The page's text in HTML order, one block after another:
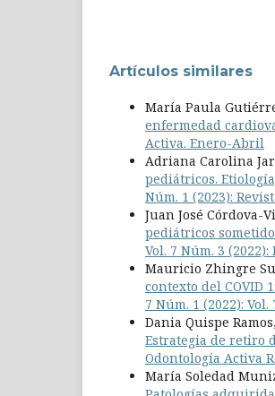
Artículos similares
María Paula
enfermedad
Activa. Enero-Abril
Adriana Carolina
pediátricos.
Núm. 1 (2023):
Juan José
pediátricos
Vol. 7 Núm. 3
Mauricio Zhingre
contexto del COVID
7 Núm. 1 (2022): Vol.
Dania Quispe
Estrategia de retiro
Odontología Activa
María Soledad